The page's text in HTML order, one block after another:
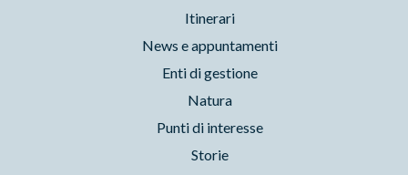
Itinerari
News e appuntamenti
Enti di gestione
Natura
Punti di interesse
Storie